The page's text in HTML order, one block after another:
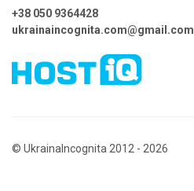
+38 050 9364428
ukrainaincognita.com@gmail.com
© UkrainaIncognita 2012 - 2026